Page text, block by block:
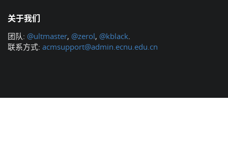
关于我们
团队: @ultmaster, @zerol, @kblack
联系方式: acmsupport@admin.ecnu.edu.cn